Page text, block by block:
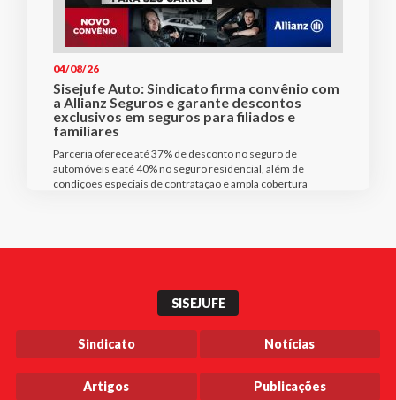
04/08/26
Sisejufe Auto: Sindicato firma convênio com
a Allianz Seguros e garante descontos
exclusivos em seguros para filiados e
familiares
Parceria oferece até 37% de desconto no seguro de
automóveis e até 40% no seguro residencial, além de
condições especiais de contratação e ampla cobertura
SISEJUFE
Sindicato Notícias
Artigos Publicações